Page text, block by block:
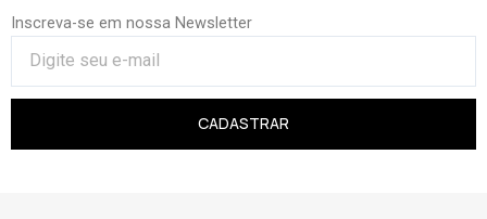
Inscreva-se em nossa Newsletter
CADASTRAR